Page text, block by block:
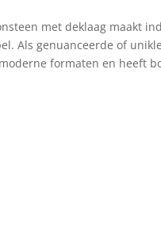
met deklaag maakt
Als genuanceerde of
formaten en heeft